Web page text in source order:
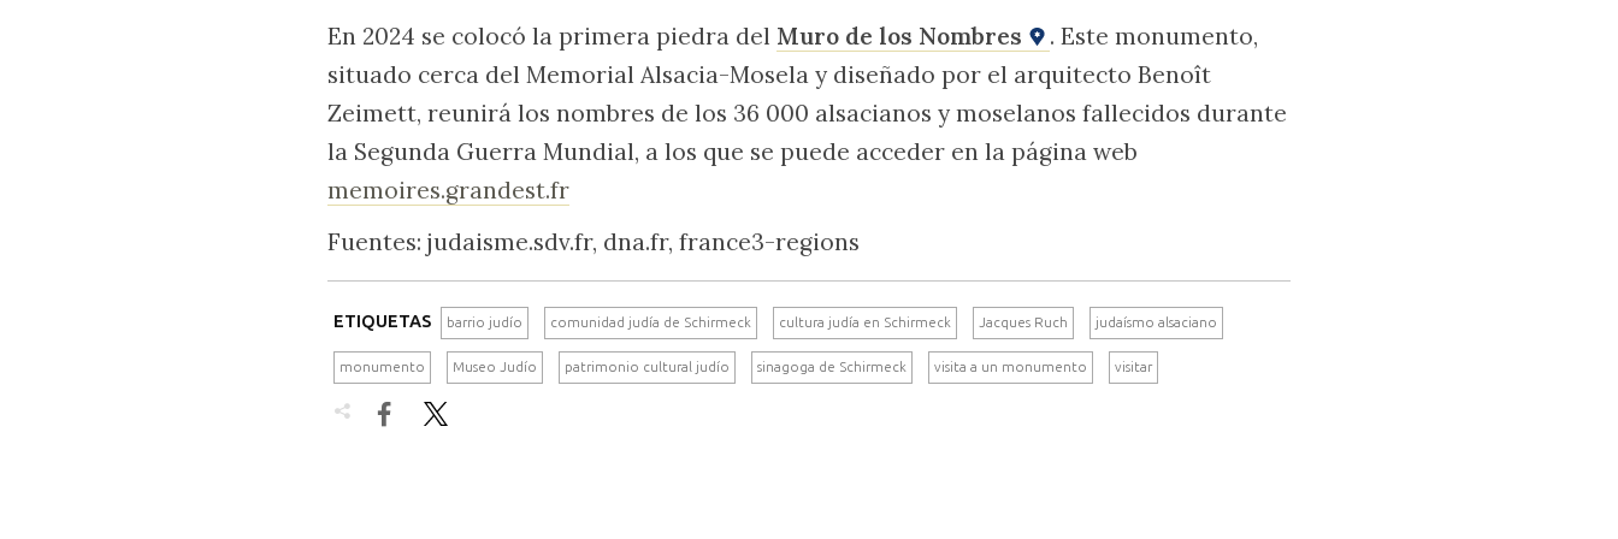
En 2024 se colocó la primera piedra del Muro de los Nombres
. Este monumento,
situado cerca del Memorial Alsacia-Mosela y diseñado por el arquitecto Benoît
Zeimett, reunirá los nombres de los 36 000 alsacianos y moselanos fallecidos durante
la Segunda Guerra Mundial, a los que se puede acceder en la página web
memoires.grandest.fr
Fuentes: judaisme.sdv.fr, dna.fr, france3-regions
ETIQUETAS barrio judío comunidad judía de Schirmeck cultura judía en Schirmeck Jacques Ruch judaísmo alsaciano
monumento Museo Judío patrimonio cultural judío sinagoga de Schirmeck visita a un monumento visitar
 